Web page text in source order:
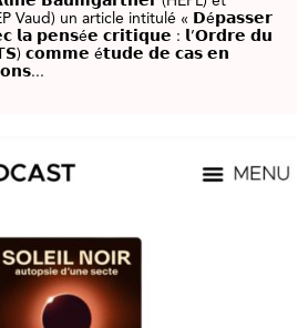
Vaud) un article intitulé « 𝗗é𝗽𝗮𝘀𝘀𝗲𝗿
𝗹𝗮 𝗽𝗲𝗻𝘀é𝗲 𝗰𝗿𝗶𝘁𝗶𝗾𝘂𝗲 : 𝗹’𝗢𝗿𝗱𝗿𝗲 𝗱𝘂
𝗰𝗼𝗺𝗺𝗲 é𝘁𝘂𝗱𝗲 𝗱𝗲 𝗰𝗮𝘀 𝗲𝗻